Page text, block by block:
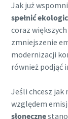
Jak już
spełnić
coraz
zmniejszenie
modernizacji
również podjąć
Jeśli chcesz jak
względem
słoneczne